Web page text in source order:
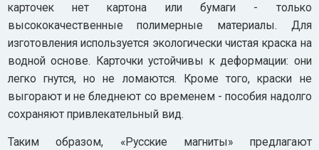
карточек нет картона или бумаги - только
высококачественные полимерные материалы. Для
изготовления используется экологически чистая краска на
водной основе. Карточки устойчивы к деформации: они
легко гнутся, но не ломаются. Кроме того, краски не
выгорают и не бледнеют со временем - пособия надолго
сохраняют привлекательный вид.
Таким образом, «Русские магниты» предлагают